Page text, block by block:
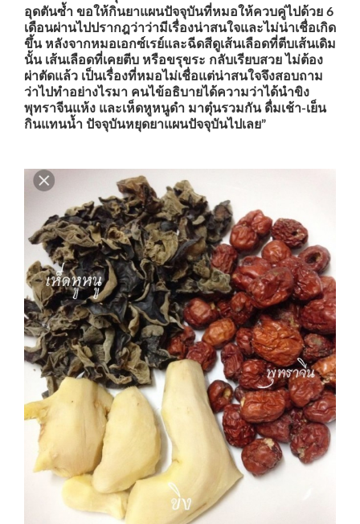
อุดตันซ้ำ ขอให้กินยาแผนปัจจุบันที่หมอให้ควบคู่ไปด้วย 6
เดือนผ่านไปปรากฎว่าว่ามีเรื่องน่าสนใจและไม่น่าเชื่อเกิด
ขึ้น หลังจากหมอเอกซ์เรย์และฉีดสีดูเส้นเลือดที่ตีบเส้นเดิม
นั้น เส้นเลือดที่เคยตีบ หรือขรุขระ กลับเรียบสวย ไม่ต้อง
ผ่าตัดแล้ว เป็นเรื่องที่หมอไม่เชื่อแต่น่าสนใจจึงสอบถาม
ว่าไปทำอย่างไรมา คนไข้อธิบายได้ความว่าได้นำขิง
พุทราจีนแห้ง และเห็ดหูหนูดำ มาตุ๋นรวมกัน ดื่มเช้า-เย็น
กินแทนน้ำ ปัจจุบันหยุดยาแผนปัจจุบันไปเลย”